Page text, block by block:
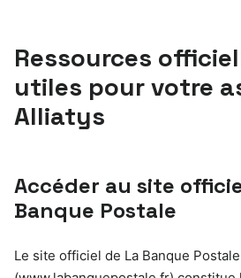
Ressources
utiles pour votre
Alliatys
Accéder au site
Banque Postale
Le site officiel de La Banque Postale